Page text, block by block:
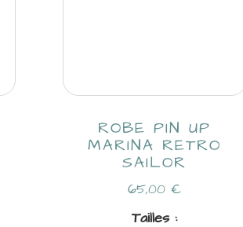
ROBE PIN UP
MARINA RETRO
SAILOR
65,00 €
Tailles :